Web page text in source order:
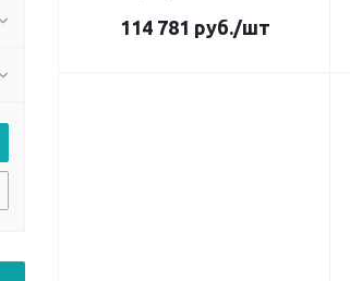
114 781 руб./шт